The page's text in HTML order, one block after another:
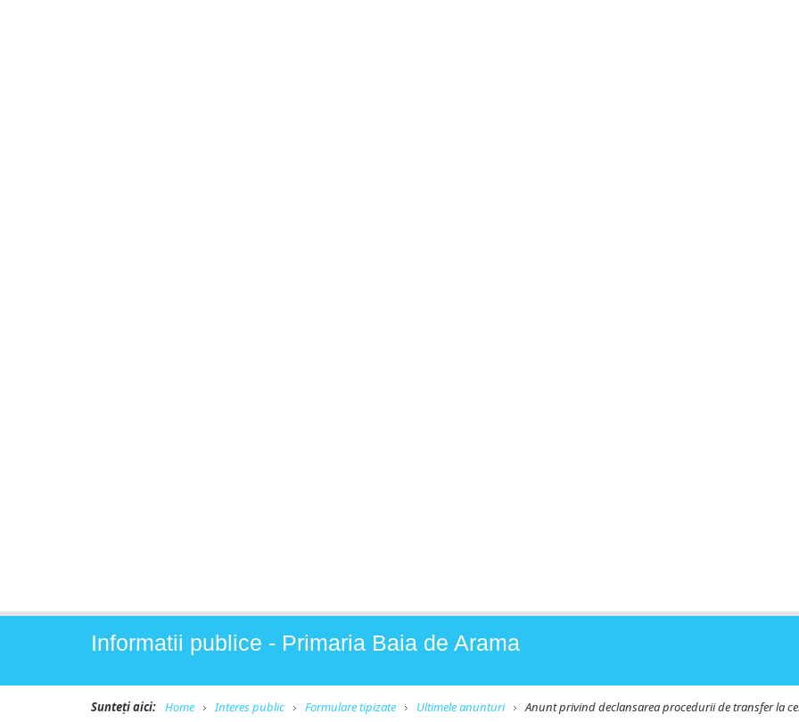
Informatii publice - Primaria Baia de Arama
Sunteți aici: Home Interes public Formulare tipizate Ultimele anunturi Anunt privind declansarea procedurii de transfer la